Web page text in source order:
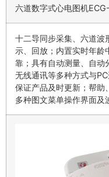
六道数字式心电图机
十二导同步采集、六道波
示、回放；内置实时年龄
靠；具有自动测量、自动
无线通讯等多种方式与
保证产品及时更新；帮助
多种图文菜单操作界面及